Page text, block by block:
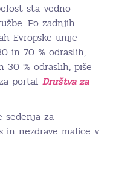
sta vedno
Po zadnjih
Evropske unije
in 70 % odraslih,
% odraslih, piše
portal Društva za
sedenja za
in nezdrave malice v